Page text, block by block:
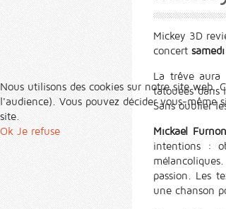
Mickey 3D
concert
La trêve aura
tatouées dans
Sans oublier
Mickael Furnon
intentions :
passion. Les
une chanson
Nous utilisons des cookies sur notre site web.
l'audience). Vous pouvez décider vous-même
site.
Ok Je refuse